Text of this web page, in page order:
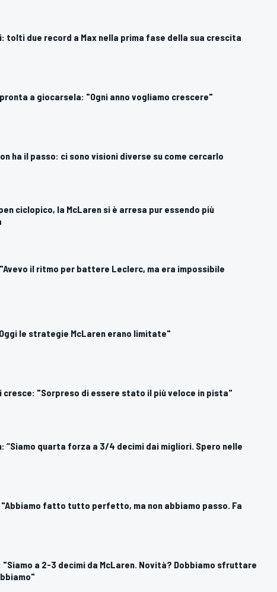
tolti due record a Max nella prima fase della sua crescita
pronta a giocarsela: "Ogni anno vogliamo crescere"
ha il passo: ci sono visioni diverse su come cercarlo
ciclopico, la McLaren si è arresa pur essendo più
"Avevo il ritmo per battere Leclerc, ma era impossibile
le strategie McLaren erano limitate"
cresce: "Sorpreso di essere stato il più veloce in pista"
“Siamo quarta forza a 3/4 decimi dai migliori. Spero nelle
"Abbiamo fatto tutto perfetto, ma non abbiamo passo. Fa
"Siamo a 2-3 decimi da McLaren. Novità? Dobbiamo sfruttare